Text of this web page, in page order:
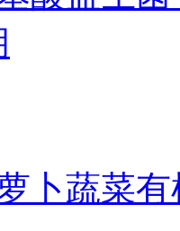
卜蔬菜